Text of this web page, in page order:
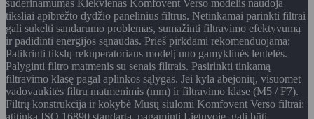
suderinamumas Kiekvienas Komfovent Verso modelis naudoja
tiksliai apibrėžto dydžio panelinius filtrus. Netinkamai parinkti filtrai
gali sukelti sandarumo problemas, sumažinti filtravimo efektyvumą
ir padidinti energijos sąnaudas. Prieš pirkdami rekomenduojama:
Patikrinti tikslų rekuperatoriaus modelį nuo gamyklinės lentelės.
Palyginti filtro matmenis su senais filtrais. Pasirinkti tinkamą
filtravimo klasę pagal aplinkos sąlygas. Jei kyla abejonių, visuomet
vadovaukitės filtrų matmenimis (mm) ir filtravimo klase (M5 / F7).
Filtrų konstrukcija ir kokybė Mūsų siūlomi Komfovent Verso filtrai:
atitinka ISO 16890 standartą, pagaminti Lietuvoje, gali būti